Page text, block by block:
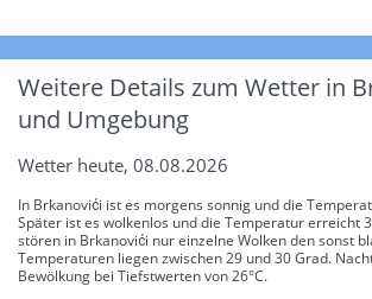
Weitere Details zum Wetter in
und Umgebung
Wetter heute, 08.08.2026
In Brkanovići ist es morgens sonnig und die
Später ist es wolkenlos und die Temperatur erreicht
stören in Brkanovići nur einzelne Wolken den sonst
Temperaturen liegen zwischen 29 und 30 Grad.
Bewölkung bei Tiefstwerten von 26°C.